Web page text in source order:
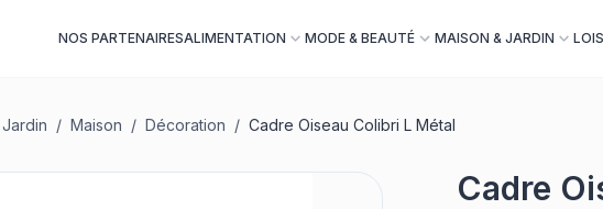
NOS PARTENAIRESALIMENTATION MODE & BEAUTÉ MAISON & JARDIN
/ Maison / Décoration / Cadre Oiseau Colibri L Métal
Cadre